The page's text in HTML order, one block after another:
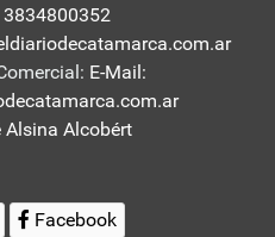
3834800352
E-Mail:
Alsina Alcobért
Facebook